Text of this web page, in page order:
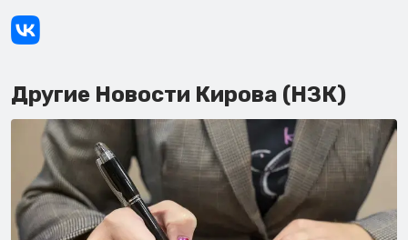
Другие Новости Кирова (НЗК)